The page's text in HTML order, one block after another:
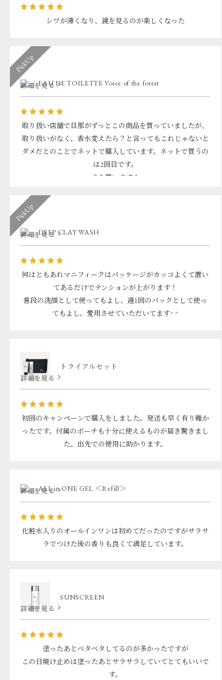
シワが薄くなり、鏡を見るのが楽しくなった
EAU DE TOILETTE Voice of the forest
詳細を見る
取り扱い店舗で旦那がずっとこの商品を買っていましたが、
取り扱いがなく、香水変えたら？と言ってもこれじゃないと
ダメだとのことでネットで購入しています。ネットで買うの
は2回目です。
また買います！
DEEP CLAY WASH
詳細を見る
何はともあれマニフィークはパッケージがカッコよくて置い
てあるだけでテンションが上がります！
普段の洗顔として使ってもよし、週1回のパックとして使っ
てもよし。愛用させていただいてます^ ^
トライアルセット
詳細を見る
初回のキャンペーンで購入をしました。発送も早く有り難か
ったです。付属のポーチも十分に使えるものが届き驚きまし
た。出先での使用に助かります。
ALL in ONE GEL ＜Refill＞
詳細を見る
化粧水入りのオールインワンは初めてだったのですがサラサ
ラでつけた後の香りも良くて満足しています。
SUNSCREEN
詳細を見る
塗ったあとベタベタしてるのが多かったですが
この日焼け止めは塗ったあとサラサラしていてとてもいいで
す。